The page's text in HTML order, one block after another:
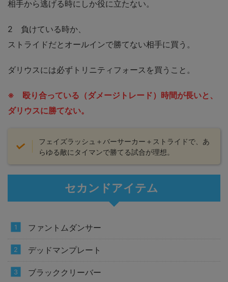
相手から逃げる時にしか役に立たない。
2 負けている時か、
ストライドだとオールインで勝てない相手に買う。
ダリウスには必ずトリニティフォースを買うこと。
※ 殴り合っている（ダメージトレード）時間が長いと、
ダリウスに勝てない。
フェイズラッシュ＋バーサーカー＋ストライドで、あ
らゆる敵にタイマンで勝てる試合が理想。
セカンドアイテム
ファントムダンサー
デッドマンプレート
ブラッククリーバー